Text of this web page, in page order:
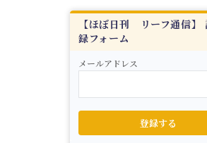
【ほぼ日刊 リーフ通信】
録フォーム
メールアドレス
登録する